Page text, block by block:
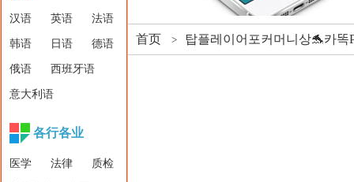
汉语 英语 法语
韩语 日语 德语
俄语 西班牙语
意大利语
各行各业
医学 法律 质检
首页 > 탑플레이어포커머니상🐬카